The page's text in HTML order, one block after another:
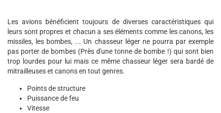
Les avions bénéficient toujours de diverses caractéristiques qui
leurs sont propres et chacun a ses éléments comme les canons, les
missiles, les bombes, ... Un chasseur léger ne pourra par exemple
pas porter de bombes (Près d'une tonne de bombe !) qui sont bien
trop lourdes pour lui mais ce même chasseur léger sera bardé de
mitrailleuses et canons en tout genres.
Points de structure
Puissance de feu
Vitesse